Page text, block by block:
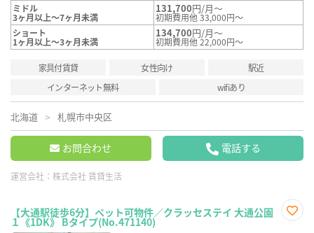
ミドル
3ヶ月以上～7ヶ月未満
131,700円/月～
初期費用他 33,000円～
ショート
1ヶ月以上～3ヶ月未満
134,700円/月～
初期費用他 22,000円～
家具付賃貸 女性向け
駅近
インターネット無料
wifiあり
北海道 札幌市中央区
お問合わせ 電話する
運営会社： 株式会社 賃貸生活
【大通駅徒歩6分】ペット可物件／クラッセステイ 大通公園
１《1DK》 Bタイプ(No.471140)